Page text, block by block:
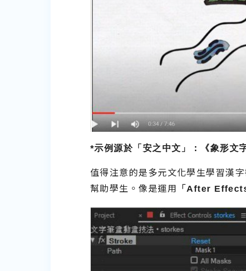
*示例源於「安之中文」：《象形文
值得注意的是多元文化學生學習漢
幫助學生。像是運用 「After